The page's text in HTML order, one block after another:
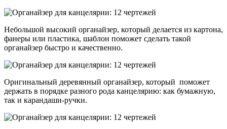
Небольшой высокий органайзер, который делается из картона,
фанеры или пластика, шаблон поможет сделать такой
органайзер быстро и качественно.
Оригинальный деревянный органайзер, который поможет
держать в порядке разного рода канцелярию: как бумажную,
так и карандаши-ручки.